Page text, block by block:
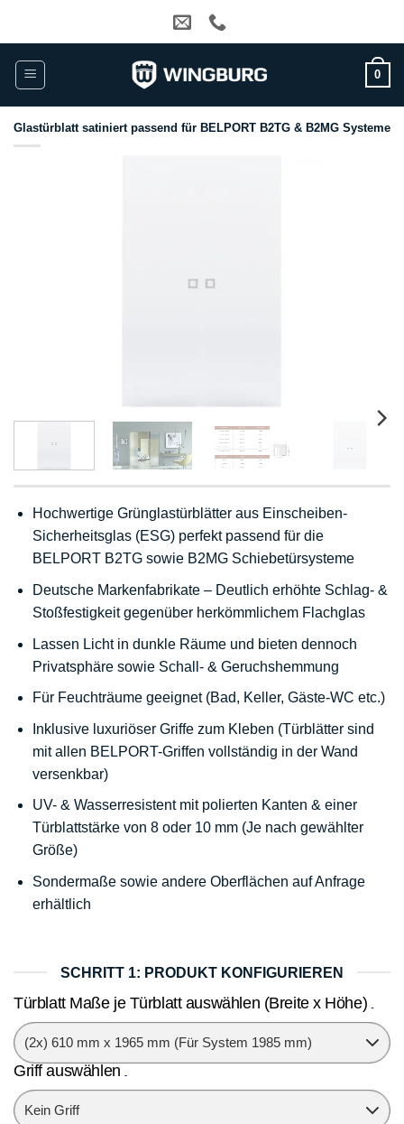
0
Glastürblatt satiniert passend für BELPORT B2TG & B2MG Systeme
Hochwertige Grünglastürblätter aus Einscheiben-
Sicherheitsglas (ESG) perfekt passend für die
BELPORT B2TG sowie B2MG Schiebetürsysteme
Deutsche Markenfabrikate – Deutlich erhöhte Schlag- &
Stoßfestigkeit gegenüber herkömmlichem Flachglas
Lassen Licht in dunkle Räume und bieten dennoch
Privatsphäre sowie Schall- & Geruchshemmung
Für Feuchträume geeignet (Bad, Keller, Gäste-WC etc.)
Inklusive luxuriöser Griffe zum Kleben (Türblätter sind
mit allen BELPORT-Griffen vollständig in der Wand
versenkbar)
UV- & Wasserresistent mit polierten Kanten & einer
Türblattstärke von 8 oder 10 mm (Je nach gewählter
Größe)
Sondermaße sowie andere Oberflächen auf Anfrage
erhältlich
SCHRITT 1: PRODUKT KONFIGURIEREN
Türblatt Maße je Türblatt auswählen (Breite x Höhe)
Griff auswählen